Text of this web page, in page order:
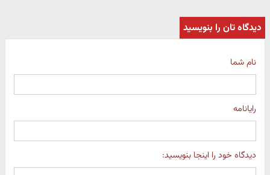
دیدگاه تان را بنویسید
نام شما
رایانامه
دیدگاه خود را اینجا بنویسید: